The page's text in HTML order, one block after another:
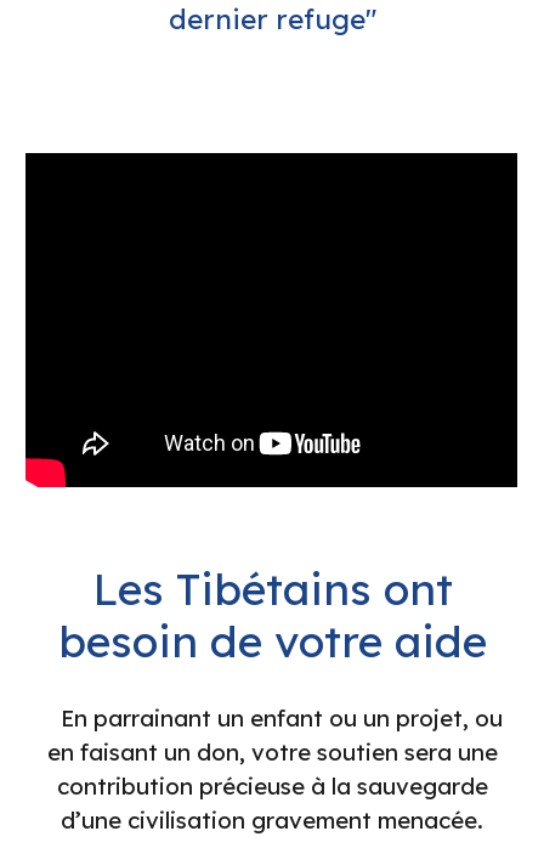
dernier refuge"
Les Tibétains ont
besoin de votre aide
En parrainant un enfant ou un projet, ou
en faisant un don, votre soutien sera une
contribution précieuse à la sauvegarde
d’une civilisation gravement menacée.